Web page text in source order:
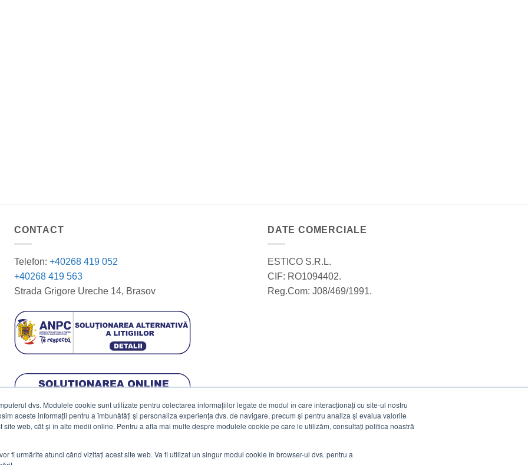
dvs. Modulele cookie sunt utilizate pentru colectarea informațiilor legate de modul în care interacționați cu site-ul nostru
aceste informații pentru a îmbunătăți și personaliza experiența dvs. de navigare, precum și pentru analiza și evalua valorile
web, cât și în alte medii online. Pentru a afla mai multe despre modulele cookie pe care le utilizăm, consultați politica noastră
fi urmărite atunci când vizitați acest site web. Va fi utilizat un singur modul cookie în browser-ul dvs. pentru a
CONTACT
Telefon: +40268 419 052
+40268 419 563
Strada Grigore Ureche 14, Brasov
DATE COMERCIALE
ESTICO S.R.L.
CIF: RO1094402.
Reg.Com: J08/469/1991.